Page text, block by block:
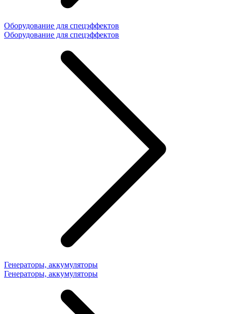
Оборудование для спецэффектов
Оборудование для спецэффектов
Генераторы, аккумуляторы
Генераторы, аккумуляторы